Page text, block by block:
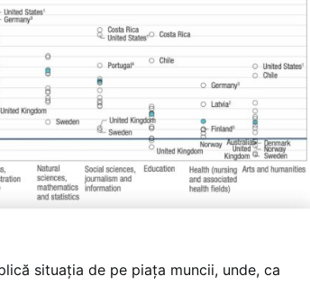
situația de pe piața muncii, unde, ca